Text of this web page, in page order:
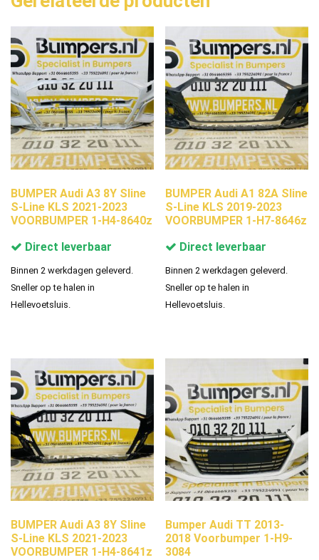
BUMPER Audi A3 8Y Sline
S-Line KLS 2021-2023
VOORBUMPER 1-H4-8640z
Direct leverbaar
Binnen 2 werkdagen geleverd.
Sneller op te halen in
Hellevoetsluis.
BUMPER Audi A1 82A Sline
S-Line KLS 2019-2023
VOORBUMPER 1-H7-8646z
Direct leverbaar
Binnen 2 werkdagen geleverd.
Sneller op te halen in
Hellevoetsluis.
BUMPER Audi A3 8Y Sline
S-Line KLS 2021-2023
VOORBUMPER 1-H4-8641z
Bumper Audi TT 2013-
2018 Voorbumper 1-H9-
3084